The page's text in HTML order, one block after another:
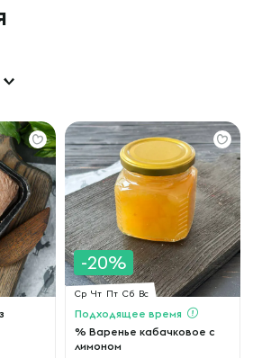
-20%
Ср Чт Пт Сб Вс
Подходящее время
% Варенье кабачковое с
лимоном